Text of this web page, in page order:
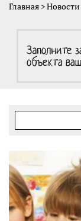
Главная >Новости